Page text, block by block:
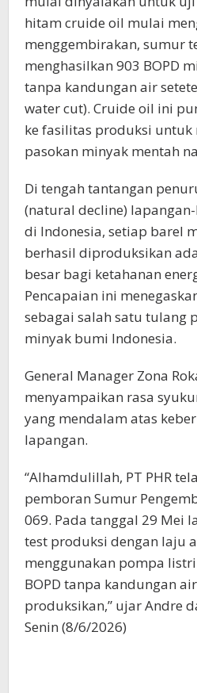
hitam cruide oil mulai
menggembirakan, sumur
menghasilkan 903 BOPD
tanpa kandungan air
water cut). Cruide oil ini
ke fasilitas produksi
pasokan minyak mentah
Di tengah tantangan
(natural decline)
di Indonesia, setiap barel
berhasil diproduksikan
besar bagi ketahanan
Pencapaian ini
sebagai salah satu tulang
minyak bumi Indonesia.
General Manager Zona
menyampaikan rasa
yang mendalam atas
lapangan.
“Alhamdulillah, PT PHR
pemboran Sumur
069. Pada tanggal 29 Mei
test produksi dengan laju
menggunakan pompa
BOPD tanpa kandungan
produksikan,” ujar Andre
Senin (8/6/2026)